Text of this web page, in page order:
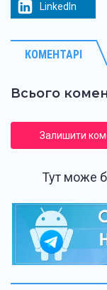
LinkedIn
КОМЕНТАРІ
Всього
Залишити
Тут може